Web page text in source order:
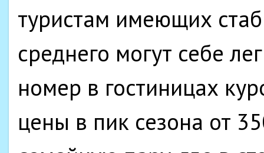
туристам имеющих
среднего могут себе
номер в гостиницах
цены в пик сезона от